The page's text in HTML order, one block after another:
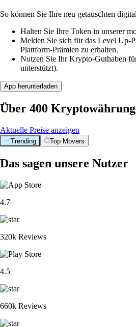
So können Sie Ihre neu getauschten
Halten Sie Ihre Token in unserer
Melden Sie sich für das Level Up-
Plattform-Prämien zu erhalten.
Nutzen Sie Ihr Krypto-Guthaben
unterstützt).
App herunterladen
Über 400
Aktuelle Preise anzeigen
Trending Top Movers
Das sagen unsere Nutzer
4.7
320k Reviews
4.5
660k Reviews